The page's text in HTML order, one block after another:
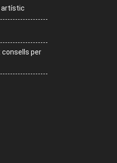
artístic
consells per